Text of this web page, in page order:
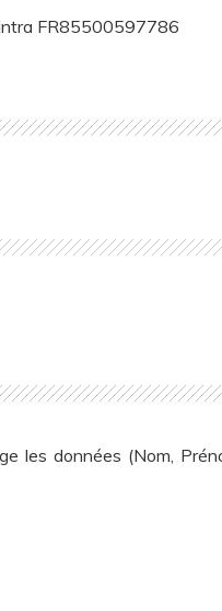
FR85500597786
les données (Nom,